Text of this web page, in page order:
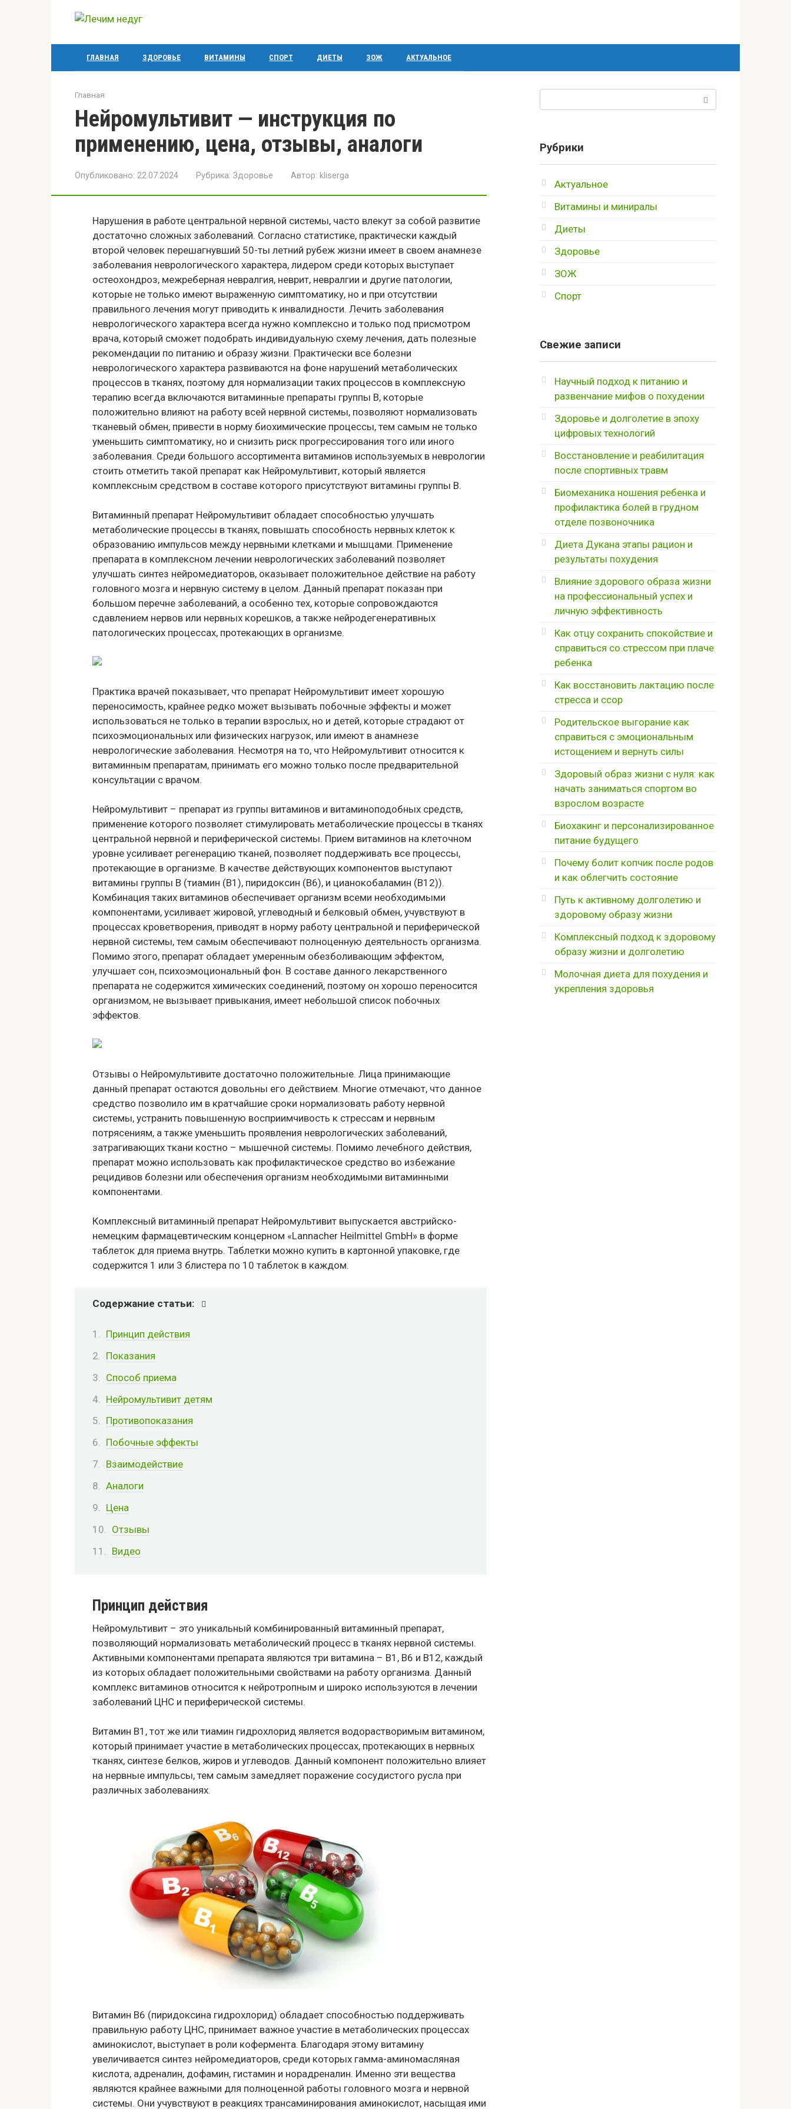
ГЛАВНАЯ ЗДОРОВЬЕ ВИТАМИНЫ СПОРТ ДИЕТЫ ЗОЖ АКТУАЛЬНОЕ
Главная
Нейромультивит — инструкция по
применению, цена, отзывы, аналоги
Опубликовано: 22.07.2024 Рубрика: Здоровье Автор: kliserga
Нарушения в работе центральной нервной системы, часто влекут за собой развитие
достаточно сложных заболеваний. Согласно статистике, практически каждый
второй человек перешагнувший 50-ты летний рубеж жизни имеет в своем анамнезе
заболевания неврологического характера, лидером среди которых выступает
остеохондроз, межреберная невралгия, неврит, невралгии и другие патологии,
которые не только имеют выраженную симптоматику, но и при отсутствии
правильного лечения могут приводить к инвалидности. Лечить заболевания
неврологического характера всегда нужно комплексно и только под присмотром
врача, который сможет подобрать индивидуальную схему лечения, дать полезные
рекомендации по питанию и образу жизни. Практически все болезни
неврологического характера развиваются на фоне нарушений метаболических
процессов в тканях, поэтому для нормализации таких процессов в комплексную
терапию всегда включаются витаминные препараты группы B, которые
положительно влияют на работу всей нервной системы, позволяют нормализовать
тканевый обмен, привести в норму биохимические процессы, тем самым не только
уменьшить симптоматику, но и снизить риск прогрессирования того или иного
заболевания. Среди большого ассортимента витаминов используемых в неврологии
стоить отметить такой препарат как Нейромультивит, который является
комплексным средством в составе которого присутствуют витамины группы B.
Витаминный препарат Нейромультивит обладает способностью улучшать
метаболические процессы в тканях, повышать способность нервных клеток к
образованию импульсов между нервными клетками и мышцами. Применение
препарата в комплексном лечении неврологических заболеваний позволяет
улучшать синтез нейромедиаторов, оказывает положительное действие на работу
головного мозга и нервную систему в целом. Данный препарат показан при
большом перечне заболеваний, а особенно тех, которые сопровождаются
сдавлением нервов или нервных корешков, а также нейродегенеративных
патологических процессах, протекающих в организме.
Практика врачей показывает, что препарат Нейромультивит имеет хорошую
переносимость, крайнее редко может вызывать побочные эффекты и может
использоваться не только в терапии взрослых, но и детей, которые страдают от
психоэмоциональных или физических нагрузок, или имеют в анамнезе
неврологические заболевания. Несмотря на то, что Нейромультивит относится к
витаминным препаратам, принимать его можно только после предварительной
консультации с врачом.
Нейромультивит – препарат из группы витаминов и витаминоподобных средств,
применение которого позволяет стимулировать метаболические процессы в тканях
центральной нервной и периферической системы. Прием витаминов на клеточном
уровне усиливает регенерацию тканей, позволяет поддерживать все процессы,
протекающие в организме. В качестве действующих компонентов выступают
витамины группы В (тиамин (В1), пиридоксин (В6), и цианокобаламин (В12)).
Комбинация таких витаминов обеспечивает организм всеми необходимыми
компонентами, усиливает жировой, углеводный и белковый обмен, учувствуют в
процессах кроветворения, приводят в норму работу центральной и периферической
нервной системы, тем самым обеспечивают полноценную деятельность организма.
Помимо этого, препарат обладает умеренным обезболивающим эффектом,
улучшает сон, психоэмоциональный фон. В составе данного лекарственного
препарата не содержится химических соединений, поэтому он хорошо переносится
организмом, не вызывает привыкания, имеет небольшой список побочных
эффектов.
Отзывы о Нейромультивите достаточно положительные. Лица принимающие
данный препарат остаются довольны его действием. Многие отмечают, что данное
средство позволило им в кратчайшие сроки нормализовать работу нервной
системы, устранить повышенную восприимчивость к стрессам и нервным
потрясениям, а также уменьшить проявления неврологических заболеваний,
затрагивающих ткани костно – мышечной системы. Помимо лечебного действия,
препарат можно использовать как профилактическое средство во избежание
рецидивов болезни или обеспечения организм необходимыми витаминными
компонентами.
Комплексный витаминный препарат Нейромультивит выпускается австрийско-
немецким фармацевтическим концерном «Lannacher Heilmittel GmbH» в форме
таблеток для приема внутрь. Таблетки можно купить в картонной упаковке, где
содержится 1 или 3 блистера по 10 таблеток в каждом.
Содержание статьи:
Принцип действия
Показания
Способ приема
Нейромультивит детям
Противопоказания
Побочные эффекты
Взаимодействие
Аналоги
Цена
Отзывы
Видео
Принцип действия
Нейромультивит – это уникальный комбинированный витаминный препарат,
позволяющий нормализовать метаболический процесс в тканях нервной системы.
Активными компонентами препарата являются три витамина – В1, В6 и В12, каждый
из которых обладает положительными свойствами на работу организма. Данный
комплекс витаминов относится к нейротропным и широко используются в лечении
заболеваний ЦНС и периферической системы.
Витамин В1, тот же или тиамин гидрохлорид является водорастворимым витамином,
который принимает участие в метаболических процессах, протекающих в нервных
тканях, синтезе белков, жиров и углеводов. Данный компонент положительно влияет
на нервные импульсы, тем самым замедляет поражение сосудистого русла при
различных заболеваниях.
Витамин В6 (пиридоксина гидрохлорид) обладает способностью поддерживать
правильную работу ЦНС, принимает важное участие в метаболических процессах
аминокислот, выступает в роли кофермента. Благодаря этому витамину
увеличивается синтез нейромедиаторов, среди которых гамма-аминомасляная
кислота, адреналин, дофамин, гистамин и норадреналин. Именно эти вещества
являются крайнее важными для полноценной работы головного мозга и нервной
системы. Они учувствуют в реакциях трансаминирования аминокислот, насыщая ими
Рубрики
Актуальное
Витамины и миниралы
Диеты
Здоровье
ЗОЖ
Спорт
Свежие записи
Научный подход к питанию и
развенчание мифов о похудении
Здоровье и долголетие в эпоху
цифровых технологий
Восстановление и реабилитация
после спортивных травм
Биомеханика ношения ребенка и
профилактика болей в грудном
отделе позвоночника
Диета Дукана этапы рацион и
результаты похудения
Влияние здорового образа жизни
на профессиональный успех и
личную эффективность
Как отцу сохранить спокойствие и
справиться со стрессом при плаче
ребенка
Как восстановить лактацию после
стресса и ссор
Родительское выгорание как
справиться с эмоциональным
истощением и вернуть силы
Здоровый образ жизни с нуля: как
начать заниматься спортом во
взрослом возрасте
Биохакинг и персонализированное
питание будущего
Почему болит копчик после родов
и как облегчить состояние
Путь к активному долголетию и
здоровому образу жизни
Комплексный подход к здоровому
образу жизни и долголетию
Молочная диета для похудения и
укрепления здоровья